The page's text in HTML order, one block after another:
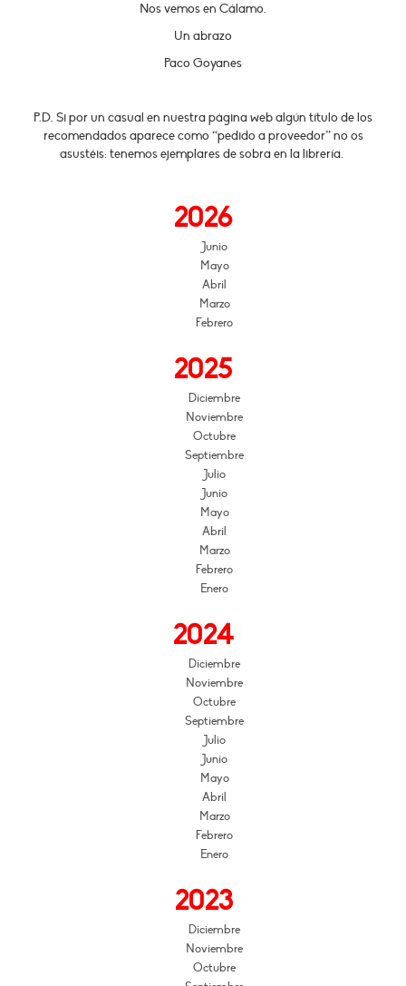
Nos vemos en Cálamo.
Un abrazo
Paco Goyanes
P.D. Si por un casual en nuestra página web algún título de los
recomendados aparece como “pedido a proveedor” no os
asustéis: tenemos ejemplares de sobra en la librería.
2026
Junio
Mayo
Abril
Marzo
Febrero
2025
Diciembre
Noviembre
Octubre
Septiembre
Julio
Junio
Mayo
Abril
Marzo
Febrero
Enero
2024
Diciembre
Noviembre
Octubre
Septiembre
Julio
Junio
Mayo
Abril
Marzo
Febrero
Enero
2023
Diciembre
Noviembre
Octubre